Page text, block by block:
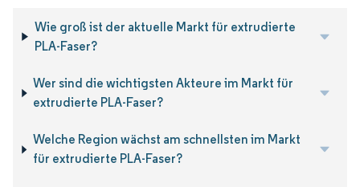
Wie groß ist der aktuelle Markt für extrudierte
PLA-Faser?
Wer sind die wichtigsten Akteure im Markt für
extrudierte PLA-Faser?
Welche Region wächst am schnellsten im Markt
für extrudierte PLA-Faser?